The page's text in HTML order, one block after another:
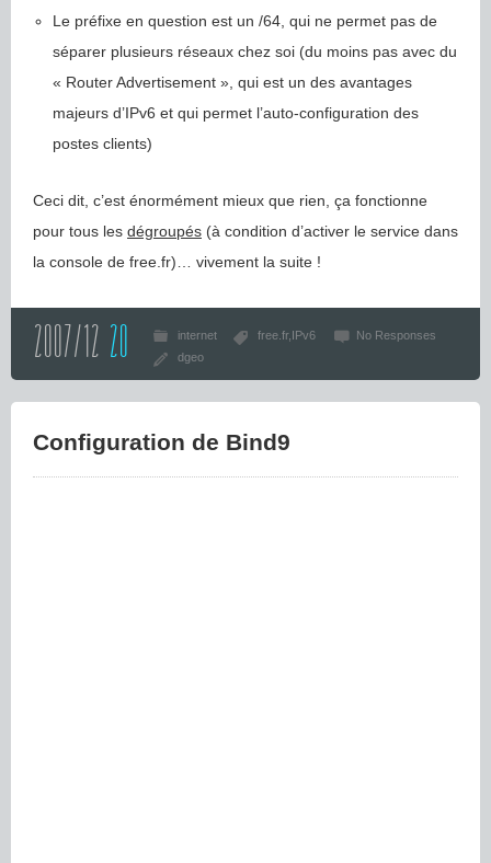
Le préfixe en question est un /64, qui ne permet pas de
séparer plusieurs réseaux chez soi (du moins pas avec du
« Router Advertisement », qui est un des avantages
majeurs d’IPv6 et qui permet l’auto-configuration des
postes clients)
Ceci dit, c’est énormément mieux que rien, ça fonctionne
pour tous les dégroupés (à condition d’activer le service dans
la console de free.fr)… vivement la suite !
2007/12 20 internet free.fr IPv6
No Responses
dgeo
Configuration de Bind9